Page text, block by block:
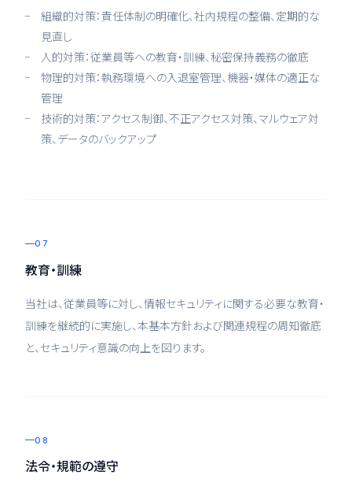
組織的対策：責任体制の明確化、社内規程の整備、定期的な
見直し
人的対策：従業員等への教育・訓練、秘密保持義務の徹底
物理的対策：執務環境への入退室管理、機器・媒体の適正な
管理
技術的対策：アクセス制御、不正アクセス対策、マルウェア対
策、データのバックアップ
07
教育・訓練
当社は、従業員等に対し、情報セキュリティに関する必要な教育・
訓練を継続的に実施し、本基本方針および関連規程の周知徹底
と、セキュリティ意識の向上を図ります。
08
法令・規範の遵守